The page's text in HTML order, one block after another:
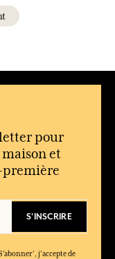
pour
et
première
S'INSCRIRE
j'accepte de